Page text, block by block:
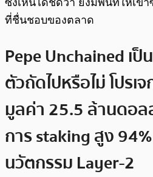
ซึ่งเห็นได้ชัดว่า ยังมีพื้นที่ให้เข้
ที่ชื่นชอบของตลาด
Pepe Unchained เ
ตัวถัดไปหรือไม่ โปรเ
มูลค่า 25.5 ล้านดอล
การ staking สูง
นวัตกรรม Layer-2